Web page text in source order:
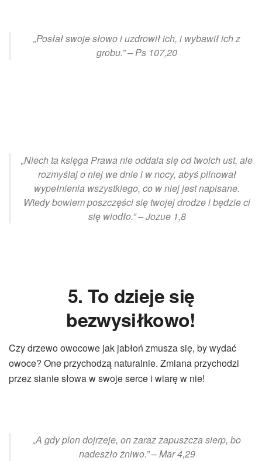
„Posłał swoje słowo i uzdrowił ich, i wybawił ich z
grobu.” – Ps 107,20
„Niech ta księga Prawa nie oddala się od twoich ust, ale
rozmyślaj o niej we dnie i w nocy, abyś pilnował
wypełnienia wszystkiego, co w niej jest napisane.
Wtedy bowiem poszczęści się twojej drodze i będzie ci
się wiodło.” – Jozue 1,8
5. To dzieje się
bezwysiłkowo!
Czy drzewo owocowe jak jabłoń zmusza się, by wydać
owoce? One przychodzą naturalnie. Zmiana przychodzi
przez sianie słowa w swoje serce i wiarę w nie!
„A gdy plon dojrzeje, on zaraz zapuszcza sierp, bo
nadeszło żniwo.” – Mar 4,29